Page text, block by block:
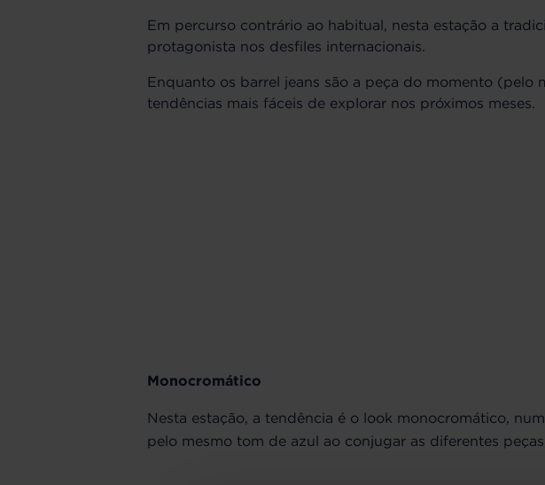
Em percurso contrário ao habitual, nesta estação a
protagonista nos desfiles internacionais.
Enquanto os barrel jeans são a peça do momento (pelo
tendências mais fáceis de explorar nos próximos meses.
Monocromático
Nesta estação, a tendência é o look monocromático,
pelo mesmo tom de azul ao conjugar as diferentes